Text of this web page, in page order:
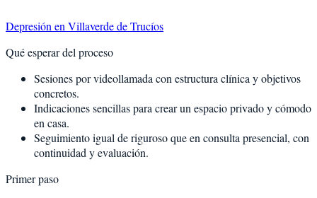
Depresión en Villaverde de Trucíos
Qué esperar del proceso
Sesiones por videollamada con estructura clínica y objetivos
concretos.
Indicaciones sencillas para crear un espacio privado y cómodo
en casa.
Seguimiento igual de riguroso que en consulta presencial, con
continuidad y evaluación.
Primer paso